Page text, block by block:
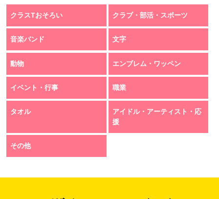
クラスTおそろい クラブ・部活・スポーツ
音楽バンド 文字
動物 エンブレム・ワッペン
イベント・行事 職業
タオル
アイドル・アーティスト・応
援
その他